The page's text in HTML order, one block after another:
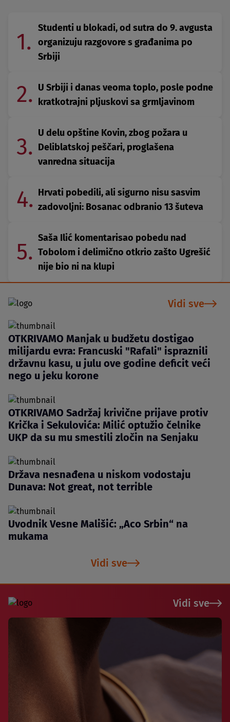
1.
Studenti u blokadi, od sutra do 9. avgusta
organizuju razgovore s građanima po
Srbiji
2. U Srbiji i danas veoma toplo, posle podne
kratkotrajni pljuskovi sa grmljavinom
3.
U delu opštine Kovin, zbog požara u
Deliblatskoj peščari, proglašena
vanredna situacija
4. Hrvati pobedili, ali sigurno nisu sasvim
zadovoljni: Bosanac odbranio 13 šuteva
5.
Saša Ilić komentarisao pobedu nad
Tobolom i delimično otkrio zašto Ugrešić
nije bio ni na klupi
Vidi sve
OTKRIVAMO Manjak u budžetu dostigao
milijardu evra: Francuski "Rafali" ispraznili
državnu kasu, u julu ove godine deficit veći
nego u jeku korone
OTKRIVAMO Sadržaj krivične prijave protiv
Krička i Sekulovića: Milić optužio čelnike
UKP da su mu smestili zločin na Senjaku
Država nesnađena u niskom vodostaju
Dunava: Not great, not terrible
Uvodnik Vesne Mališić: „Aco Srbin“ na
mukama
Vidi sve
Vidi sve